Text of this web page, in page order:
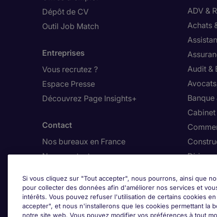
Dépôt de CV
Outil Job Match
Entreprises
Vous recrutez ?
Espace Presse
Découvrez Page Insights+
Contact
Nos bureaux en France
Nous contacter
Les avis Google
ADV &
Achats
Audit &
Si vous cliquez sur "Tout accepter", nous pourrons, ainsi que
pour collecter des données afin d'améliorer nos services et
intérêts. Vous pouvez refuser l'utilisation de certains cookies
accepter", et nous n'installerons que les cookies permettant la
notre site web. Vous pouvez modifier vos préférences à tout